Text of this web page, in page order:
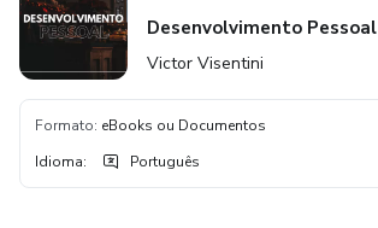
Desenvolvimento Pessoal
Victor Visentini
Formato: eBooks ou Documentos
Idioma: Português